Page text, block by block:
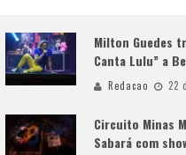
Milton Guedes
Canta Lulu” a
Redacao 22
Circuito Minas
Sabará com